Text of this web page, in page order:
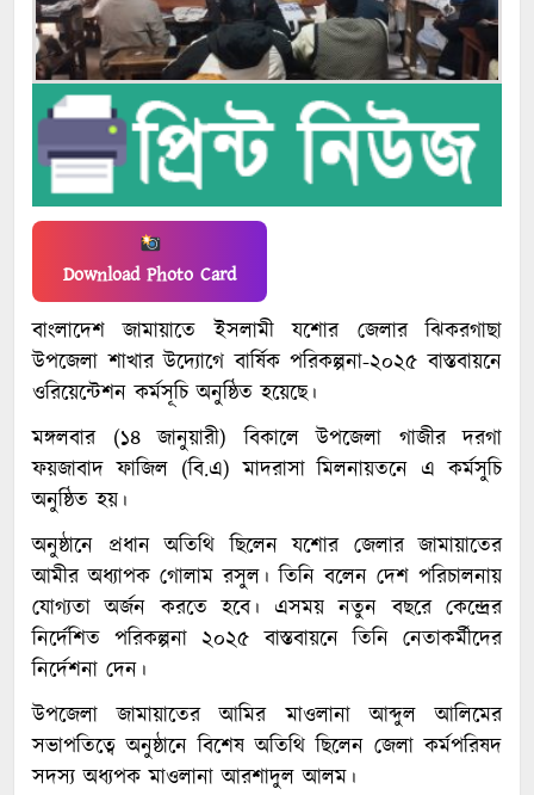
Download Photo Card
বাংলাদেশ জামায়াতে ইসলামী যশোর জেলার ঝিকরগাছা
উপজেলা শাখার উদ্যোগে বার্ষিক পরিকল্পনা-২০২৫ বাস্তবায়নে
ওরিয়েন্টেশন কর্মসূচি অনুষ্ঠিত হয়েছে।
মঙ্গলবার (১৪ জানুয়ারী) বিকালে উপজেলা গাজীর দরগা
ফয়জাবাদ ফাজিল (বি.এ) মাদরাসা মিলনায়তনে এ কর্মসুচি
অনুষ্ঠিত হয়।
অনুষ্ঠানে প্রধান অতিথি ছিলেন যশোর জেলার জামায়াতের
আমীর অধ্যাপক গোলাম রসুল। তিনি বলেন দেশ পরিচালনায়
যোগ্যতা অর্জন করতে হবে। এসময় নতুন বছরে কেন্দ্রের
নির্দেশিত পরিকল্পনা ২০২৫ বাস্তবায়নে তিনি নেতাকর্মীদের
নির্দেশনা দেন।
উপজেলা জামায়াতের আমির মাওলানা আব্দুল আলিমের
সভাপতিত্বে অনুষ্ঠানে বিশেষ অতিথি ছিলেন জেলা কর্মপরিষদ
সদস্য অধ্যপক মাওলানা আরশাদুল আলম।